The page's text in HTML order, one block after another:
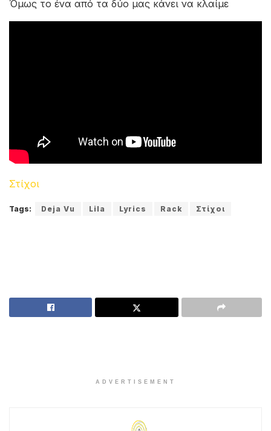
Όμως το ένα από τα δύο μας κάνει να κλαίμε
Στίχοι
Tags: Deja Vu Lila Lyrics Rack Στίχοι
ADVERTISEMENT